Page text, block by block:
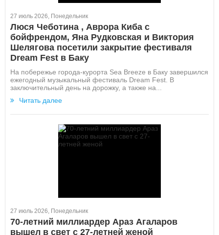
27 июль 2026, Понедельник
Люся Чеботина , Аврора Киба с
бойфрендом, Яна Рудковская и Виктория
Шелягова посетили закрытие фестиваля
Dream Fest в Баку
На побережье города-курорта Sea Breeze в Баку завершился
ежегодный музыкальный фестиваль Dream Fest. В
заключительный день на дорожку, а также на...
Читать далее
27 июль 2026, Понедельник
70-летний миллиардер Араз Агаларов
вышел в свет с 27-летней женой